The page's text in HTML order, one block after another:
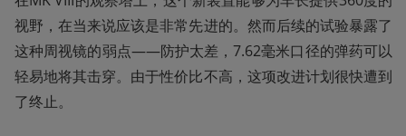
视野，在当来说应该是非常先进的。然而后续的试验暴露了
这种周视镜的弱点——防护太差，7.62毫米口径的弹药可以
轻易地将其击穿。由于性价比不高，这项改进计划很快遭到
了终止。